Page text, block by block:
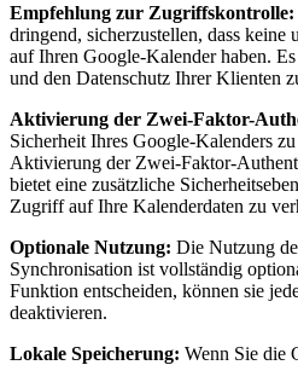
Empfehlung zur Zugriffskontrolle:
dringend, sicherzustellen, dass keine
auf Ihren Google-Kalender haben.
und den Datenschutz Ihrer Klienten
Aktivierung der Zwei-Faktor-
Sicherheit Ihres Google-Kalenders
Aktivierung der Zwei-Faktor-
bietet eine zusätzliche
Zugriff auf Ihre Kalenderdaten zu
Optionale Nutzung: Die Nutzung
Synchronisation ist vollständig
Funktion entscheiden, können sie
deaktivieren.
Lokale Speicherung: Wenn Sie die